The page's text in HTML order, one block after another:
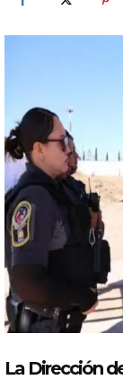
La Dirección